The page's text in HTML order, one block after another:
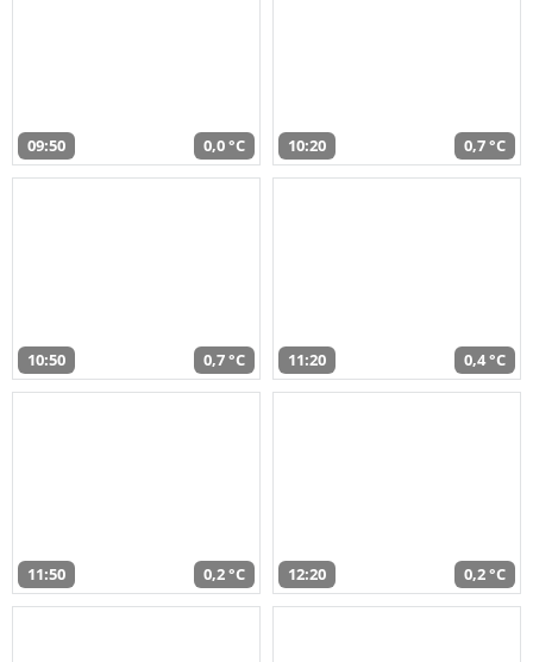
09:50 0,0 °C 10:20 0,7 °C
10:50 0,7 °C 11:20 0,4 °C
11:50 0,2 °C 12:20 0,2 °C